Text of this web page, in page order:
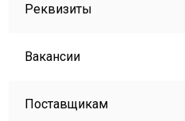
Реквизиты
Вакансии
Поставщикам